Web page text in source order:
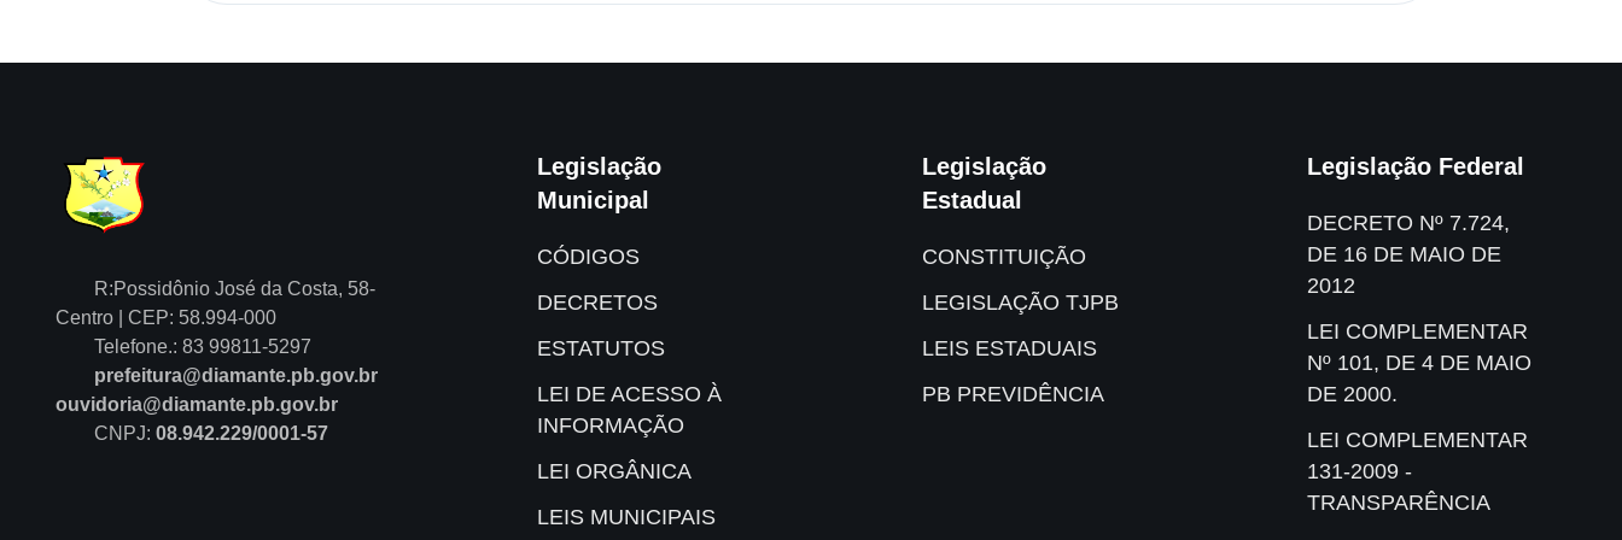
R:Possidônio José da Costa, 58-
Centro | CEP: 58.994-000
Telefone.: 83 99811-5297
prefeitura@diamante.pb.gov.br
ouvidoria@diamante.pb.gov.br
CNPJ: 08.942.229/0001-57
Legislação
Municipal
CÓDIGOS
DECRETOS
ESTATUTOS
LEI DE ACESSO À
INFORMAÇÃO
LEI ORGÂNICA
LEIS MUNICIPAIS
Legislação
Estadual
CONSTITUIÇÃO
LEGISLAÇÃO TJPB
LEIS ESTADUAIS
PB PREVIDÊNCIA
Legislação Federal
DECRETO Nº 7.724,
DE 16 DE MAIO DE
2012
LEI COMPLEMENTAR
Nº 101, DE 4 DE MAIO
DE 2000.
LEI COMPLEMENTAR
131-2009 -
TRANSPARÊNCIA